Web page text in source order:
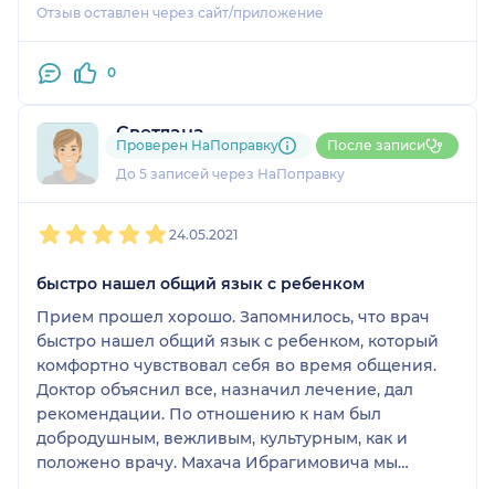
Отзыв оставлен через сайт/приложение
0
Светлана
2 отзыва
До 5 записей через НаПоправку
Проверен НаПоправку После записи
24.05.2021
быстро нашел общий язык с ребенком
Прием прошел хорошо. Запомнилось, что врач
быстро нашел общий язык с ребенком, который
комфортно чувствовал себя во время общения.
Доктор объяснил все, назначил лечение, дал
рекомендации. По отношению к нам был
добродушным, вежливым, культурным, как и
положено врачу. Махача Ибрагимовича мы